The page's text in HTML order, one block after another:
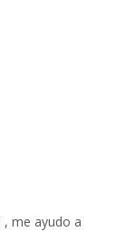
, me ayudo a